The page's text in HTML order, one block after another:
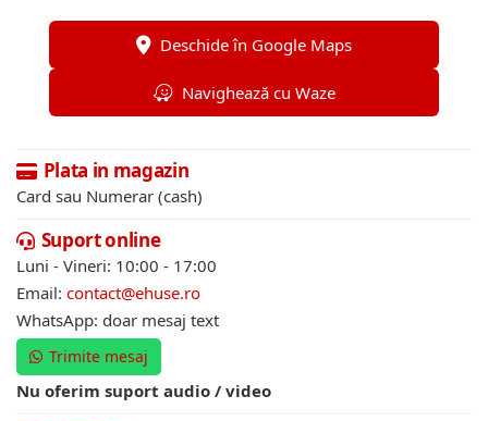
Deschide în Google Maps
Navighează cu Waze
Plata in magazin
Card sau Numerar (cash)
Suport online
Luni - Vineri: 10:00 - 17:00
Email: contact@ehuse.ro
WhatsApp: doar mesaj text
Trimite mesaj
Nu oferim suport audio / video